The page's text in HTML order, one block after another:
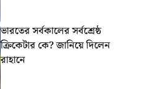
ভারতের সর্বকালের সর্বশ্রেষ্ঠ
ক্রিকেটার কে? জানিয়ে দিলেন
রাহানে